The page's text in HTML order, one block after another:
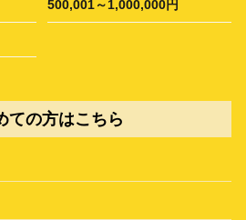
500,001～1,000,000円
ての方はこちら